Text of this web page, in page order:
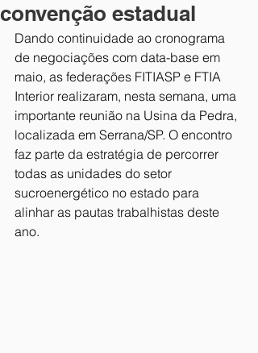
convenção estadual
Dando continuidade ao cronograma
de negociações com data-base em
maio, as federações FITIASP e FTIA
Interior realizaram, nesta semana, uma
importante reunião na Usina da Pedra,
localizada em Serrana/SP. O encontro
faz parte da estratégia de percorrer
todas as unidades do setor
sucroenergético no estado para
alinhar as pautas trabalhistas deste
ano.